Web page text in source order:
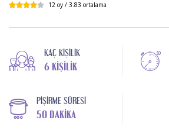
12 oy / 3.83 ortalama
KAÇ KIŞILIK
6 KIŞILIK
PIŞIRME SÜRESI
50 DAKIKA